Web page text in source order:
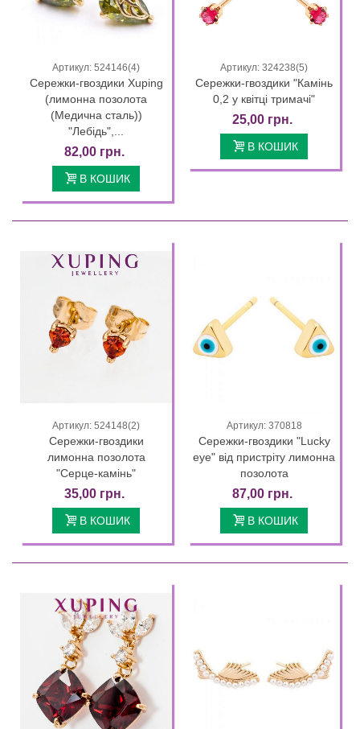
Артикул: 524146(4)
Сережки-гвоздики Xuping
(лимонна позолота
(Медична сталь))
"Лебідь",...
82,00 грн.
В КОШИК
Артикул: 324238(5)
Сережки-гвоздики "Камінь
0,2 у квітці тримачі"
25,00 грн.
В КОШИК
Артикул: 524148(2)
Сережки-гвоздики
лимонна позолота
"Серце-камінь"
35,00 грн.
В КОШИК
Артикул: 370818
Сережки-гвоздики "Lucky
eye" від пристріту лимонна
позолота
87,00 грн.
В КОШИК